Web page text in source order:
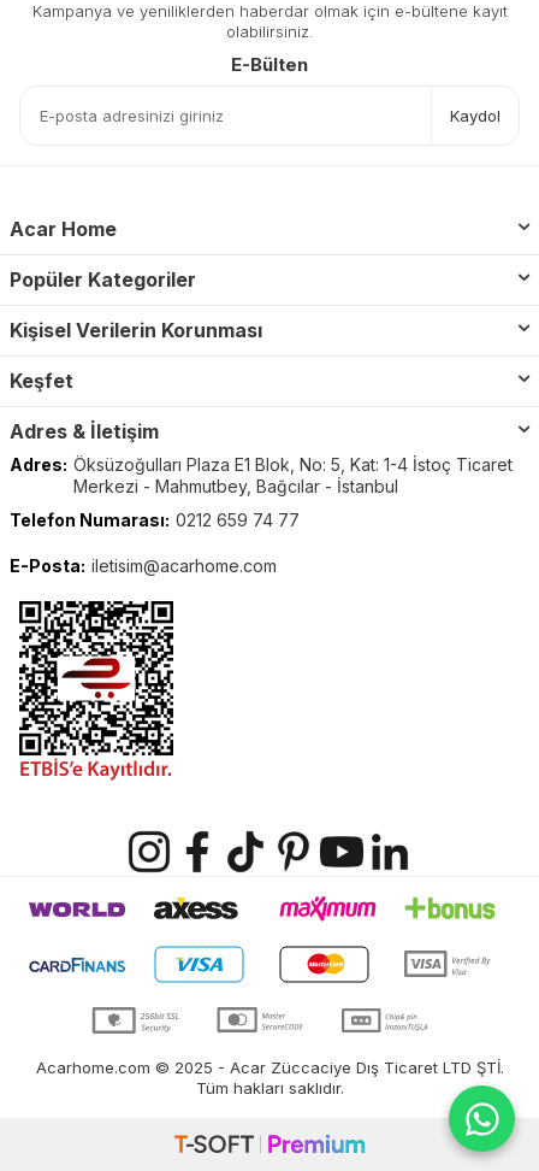
Kampanya ve yeniliklerden haberdar olmak için e-bültene kayıt
olabilirsiniz.
E-Bülten
Kaydol
Acar Home
Popüler Kategoriler
Kişisel Verilerin Korunması
Keşfet
Adres & İletişim
Adres: Öksüzoğulları Plaza E1 Blok, No: 5, Kat: 1-4 İstoç Ticaret
Merkezi - Mahmutbey, Bağcılar - İstanbul
Telefon Numarası: 0212 659 74 77
E-Posta: iletisim@acarhome.com
Acarhome.com © 2025 - Acar Züccaciye Dış Ticaret LTD ŞTİ.
Tüm hakları saklıdır.